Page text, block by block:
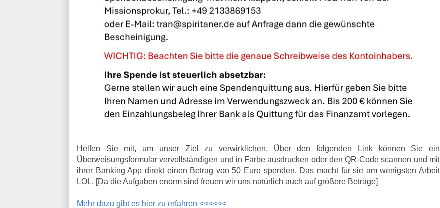
Helfen Sie mit, um unser Ziel zu verwirklichen. Über den folgenden Link können Sie ein
Überweisungsformular vervollständigen und in Farbe ausdrucken oder den QR-Code scannen und mit
ihrer Banking App direkt einen Betrag von 50 Euro spenden. Das macht für sie am wenigsten Arbeit
LOL. [Da die Aufgaben enorm sind freuen wir uns natürlich auch auf größere Beträge]
Mehr dazu gibt es hier zu erfahren <<<<<<